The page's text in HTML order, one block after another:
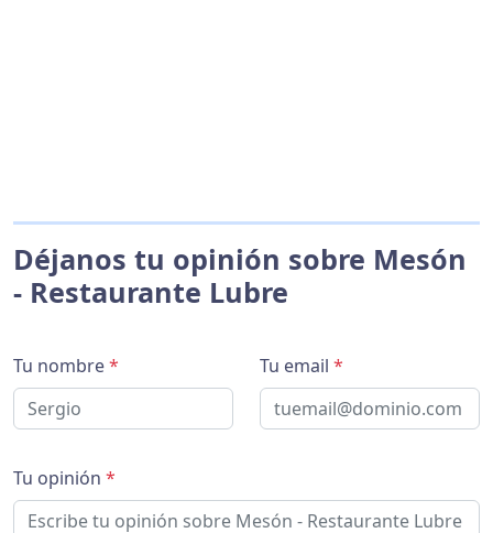
Déjanos tu opinión sobre Mesón
- Restaurante Lubre
Tu nombre* Tu email *
Tu opinión *